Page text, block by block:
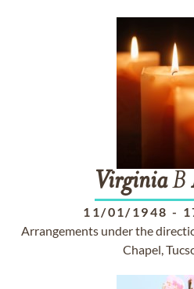
VirginiaB
11/01/1948 -
Arrangements under the
Chapel,